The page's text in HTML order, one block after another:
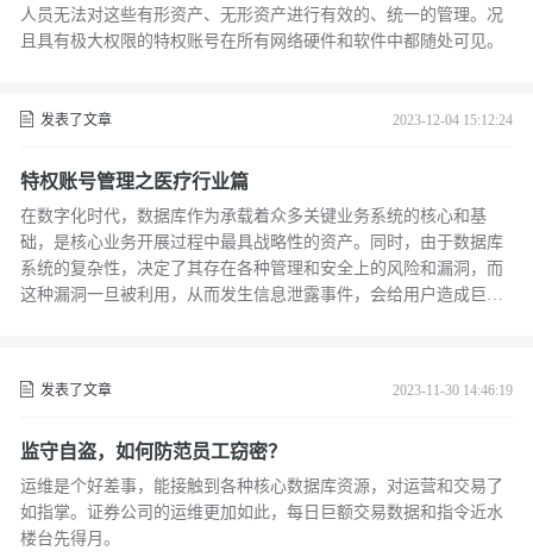
人员无法对这些有形资产、无形资产进行有效的、统一的管理。况
且具有极大权限的特权账号在所有网络硬件和软件中都随处可见。
发表了文章 2023-12-04 15:12:24
特权账号管理之医疗行业篇
在数字化时代，数据库作为承载着众多关键业务系统的核心和基
础，是核心业务开展过程中最具战略性的资产。同时，由于数据库
系统的复杂性，决定了其存在各种管理和安全上的风险和漏洞，而
这种漏洞一旦被利用，从而发生信息泄露事件，会给用户造成巨大
发表了文章 2023-11-30 14:46:19
监守自盗，如何防范员工窃密？
运维是个好差事，能接触到各种核心数据库资源，对运营和交易了
如指掌。证券公司的运维更加如此，每日巨额交易数据和指令近水
楼台先得月。